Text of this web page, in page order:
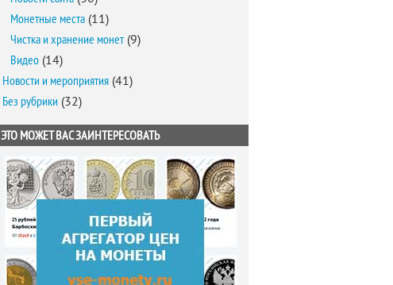
Монетные места (11)
Чистка и хранение монет(9)
Видео (14)
Новости и мероприятия (41)
Без рубрики (32)
ЭТО МОЖЕТ ВАС ЗАИНТЕРЕСОВАТЬ